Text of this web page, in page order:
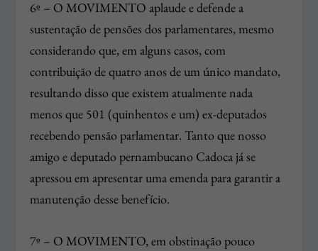
6º – O MOVIMENTO aplaude e defende a
sustentação de pensões dos parlamentares, mesmo
considerando que, em alguns casos, com
contribuição de quatro anos de um único mandato,
resultando disso que existem atualmente nada
menos que 501 (quinhentos e um) ex-deputados
recebendo pensão parlamentar. Tanto que nosso
amigo e deputado pernambucano Cadoca já se
apressou em apresentar uma emenda para garantir a
manutenção desse benefício.
7º – O MOVIMENTO, em obstinação pouco